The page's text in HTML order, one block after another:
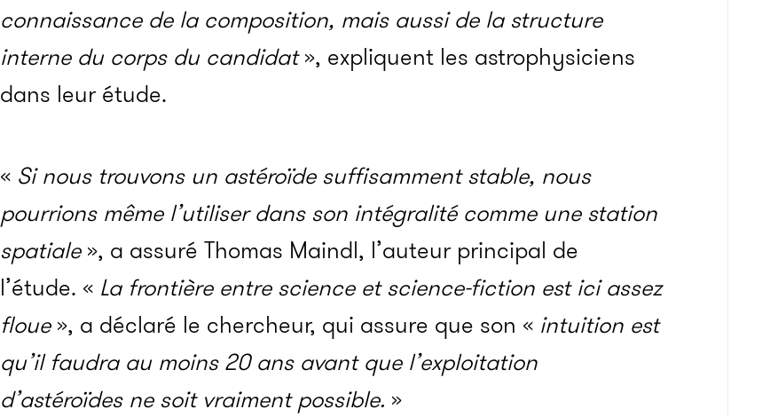
connaissance de la composition, mais aussi de la structure
interne du corps du candidat», expliquent les astrophysiciens
dans leur étude.
« Si nous trouvons un astéroïde suffisamment stable, nous
pourrions même l’utiliser dans son intégralité comme une station
spatiale», a assuré Thomas Maindl, l’auteur principal de
l’étude. « La frontière entre science et science-fiction est ici assez
floue», a déclaré le chercheur, qui assure que son « intuition est
qu’il faudra au moins 20 ans avant que l’exploitation
d’astéroïdes ne soit vraiment possible. »